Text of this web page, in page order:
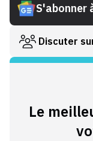
S'abonner
Discuter
Le